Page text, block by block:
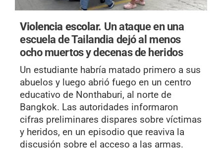
Violencia escolar. Un ataque en una
escuela de Tailandia dejó al menos
ocho muertos y decenas de heridos
Un estudiante habría matado primero a sus
abuelos y luego abrió fuego en un centro
educativo de Nonthaburi, al norte de
Bangkok. Las autoridades informaron
cifras preliminares dispares sobre víctimas
y heridos, en un episodio que reaviva la
discusión sobre el acceso a las armas.